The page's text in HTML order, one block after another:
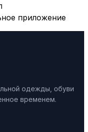
приложение
одежды, обуви
временем.